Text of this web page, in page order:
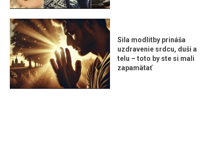
Sila modlitby prináša
uzdravenie srdcu, duši a
telu – toto by ste si mali
zapamätať